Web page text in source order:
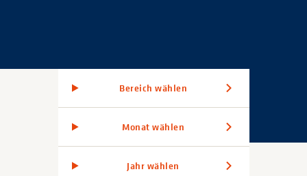
Bereich wählen
Monat wählen
Jahr wählen